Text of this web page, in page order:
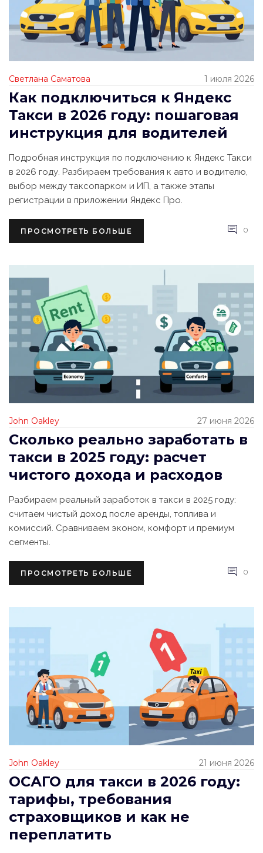
Светлана Саматова 1 июля 2026
Как подключиться к Яндекс
Такси в 2026 году: пошаговая
инструкция для водителей
Подробная инструкция по подключению к Яндекс Такси
в 2026 году. Разбираем требования к авто и водителю,
выбор между таксопарком и ИП, а также этапы
регистрации в приложении Яндекс Про.
ПРОСМОТРЕТЬ БОЛЬШЕ 0
John Oakley 27 июня 2026
Сколько реально заработать в
такси в 2025 году: расчет
чистого дохода и расходов
Разбираем реальный заработок в такси в 2025 году:
считаем чистый доход после аренды, топлива и
комиссий. Сравниваем эконом, комфорт и премиум
сегменты.
ПРОСМОТРЕТЬ БОЛЬШЕ 0
John Oakley 21 июня 2026
ОСАГО для такси в 2026 году:
тарифы, требования
страховщиков и как не
переплатить